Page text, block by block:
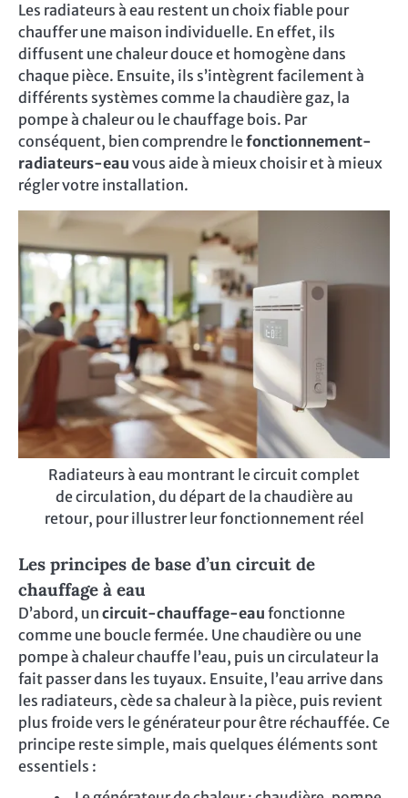
Les radiateurs à eau restent un choix fiable pour
chauffer une maison individuelle. En effet, ils
diffusent une chaleur douce et homogène dans
chaque pièce. Ensuite, ils s’intègrent facilement à
différents systèmes comme la chaudière gaz, la
pompe à chaleur ou le chauffage bois. Par
conséquent, bien comprendre lefonctionnement-
radiateurs-eau vous aide à mieux choisir et à mieux
régler votre installation.
Radiateurs à eau montrant le circuit complet
de circulation, du départ de la chaudière au
retour, pour illustrer leur fonctionnement réel
Les principes de base d’un circuit de
chauffage à eau
D’abord, un circuit-chauffage-eau fonctionne
comme une boucle fermée. Une chaudière ou une
pompe à chaleur chauffe l’eau, puis un circulateur la
fait passer dans les tuyaux. Ensuite, l’eau arrive dans
les radiateurs, cède sa chaleur à la pièce, puis revient
plus froide vers le générateur pour être réchauffée. Ce
principe reste simple, mais quelques éléments sont
essentiels :